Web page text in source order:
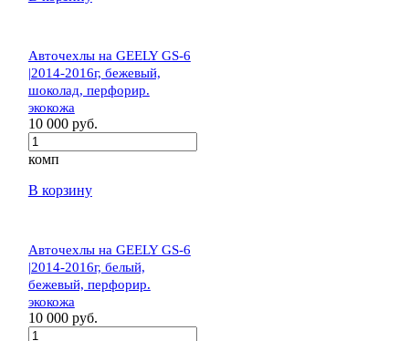
Авточехлы на GEELY GS-6
|2014-2016г, бежевый,
шоколад, перфорир.
экокожа
10 000 руб.
комп
В корзину
Авточехлы на GEELY GS-6
|2014-2016г, белый,
бежевый, перфорир.
экокожа
10 000 руб.